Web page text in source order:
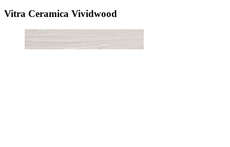
Vitra Ceramica Vividwood